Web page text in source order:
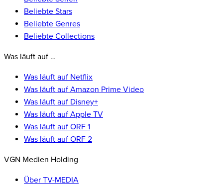
Beliebte Stars
Beliebte Genres
Beliebte Collections
Was läuft auf …
Was läuft auf Netflix
Was läuft auf Amazon Prime Video
Was läuft auf Disney+
Was läuft auf Apple TV
Was läuft auf ORF 1
Was läuft auf ORF 2
VGN Medien Holding
Über TV-MEDIA